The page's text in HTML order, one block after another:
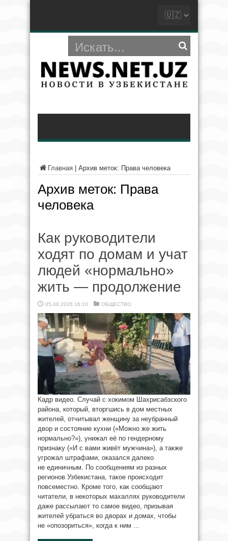
Главная Архив меток: Права человека
Архив меток: Права
человека
Как руководители
ходят по домам и учат
людей «нормально»
жить — продолжение
05.08.2026 16:10 ОБЩЕСТВО
Кадр видео. Случай с хокимом Шахрисабзского
района, который, вторгшись в дом местных
жителей, отчитывал женщину за неубранный
двор и состояние кухни («Можно же жить
нормально?»), унижал её по гендерному
признаку («И с вами живёт мужчина»), а также
угрожал штрафами, оказался далеко
не единичным. По сообщениям из разных
регионов Узбекистана, такое происходит
повсеместно. Кроме того, как сообщают
читатели, в некоторых махаллях руководители
даже рассылают то самое видео, призывая
жителей убраться во дворах и домах, чтобы
не «опозориться», когда к ним ...